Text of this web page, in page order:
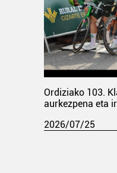
Ordiziako 103.
aurkezpena eta
2026/07/25